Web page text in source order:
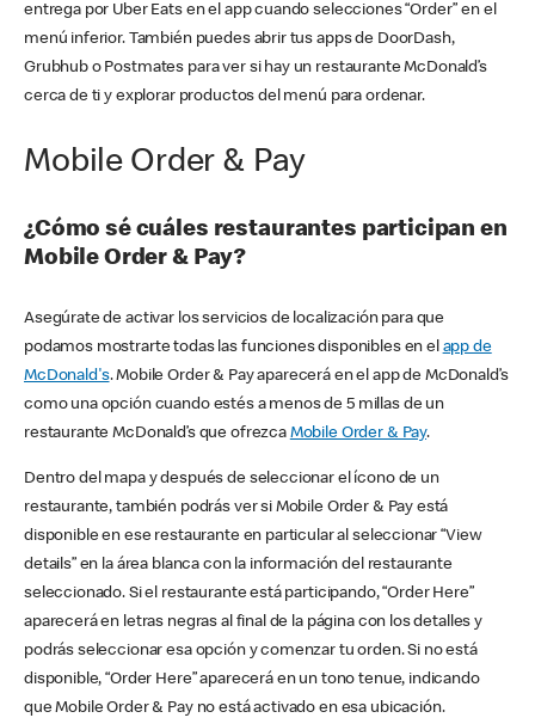
entrega por Uber Eats en el app cuando selecciones “Order” en el
menú inferior. También puedes abrir tus apps de DoorDash,
Grubhub o Postmates para ver si hay un restaurante McDonald’s
cerca de ti y explorar productos del menú para ordenar.
Mobile Order & Pay
¿Cómo sé cuáles restaurantes participan en
Mobile Order & Pay?
Asegúrate de activar los servicios de localización para que
podamos mostrarte todas las funciones disponibles en el app de
McDonald's. Mobile Order & Pay aparecerá en el app de McDonald’s
como una opción cuando estés a menos de 5 millas de un
restaurante McDonald’s que ofrezca Mobile Order & Pay.
Dentro del mapa y después de seleccionar el ícono de un
restaurante, también podrás ver si Mobile Order & Pay está
disponible en ese restaurante en particular al seleccionar “View
details” en la área blanca con la información del restaurante
seleccionado. Si el restaurante está participando, “Order Here”
aparecerá en letras negras al final de la página con los detalles y
podrás seleccionar esa opción y comenzar tu orden. Si no está
disponible, “Order Here” aparecerá en un tono tenue, indicando
que Mobile Order & Pay no está activado en esa ubicación.